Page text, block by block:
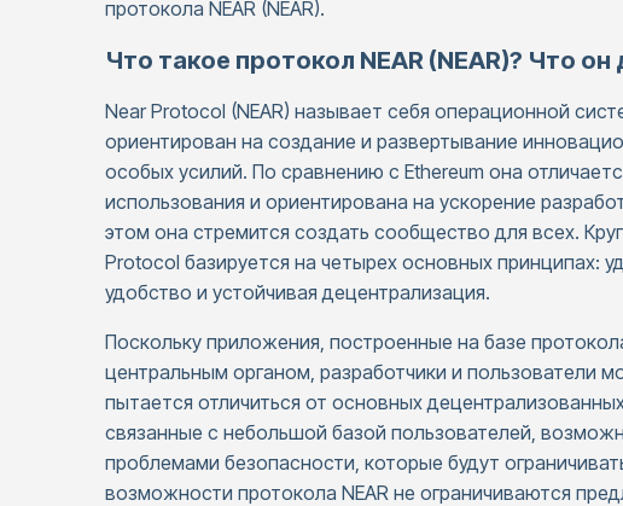
протокола NEAR (NEAR).
Что такое протокол NEAR (NEAR)? Что он
Near Protocol (NEAR) называет себя операционной
ориентирован на создание и развертывание
особых усилий. По сравнению с Ethereum она
использования и ориентирована на ускорение
этом она стремится создать сообщество для всех.
Protocol базируется на четырех основных принципах:
удобство и устойчивая децентрализация.
Поскольку приложения, построенные на базе
центральным органом, разработчики и пользователи
пытается отличиться от основных
связанные с небольшой базой пользователей,
проблемами безопасности, которые будут
возможности протокола NEAR не ограничиваются